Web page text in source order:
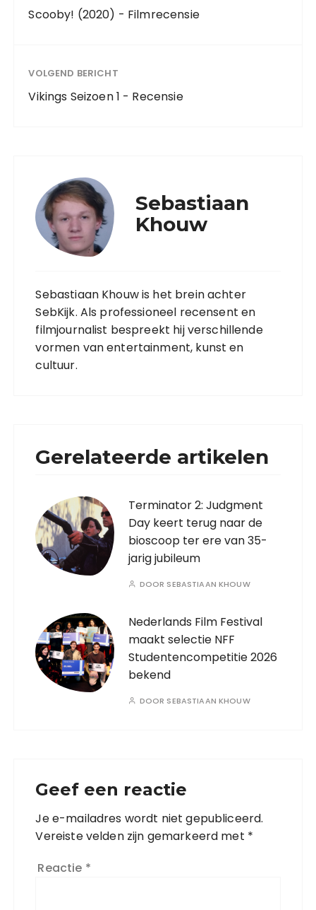
Scooby! (2020) - Filmrecensie
VOLGEND BERICHT
Vikings Seizoen 1 - Recensie
Sebastiaan
Khouw
Sebastiaan Khouw is het brein achter
SebKijk. Als professioneel recensent en
filmjournalist bespreekt hij verschillende
vormen van entertainment, kunst en
cultuur.
Gerelateerde artikelen
Terminator 2: Judgment
Day keert terug naar de
bioscoop ter ere van 35-
jarig jubileum
DOOR SEBASTIAAN KHOUW
Nederlands Film Festival
maakt selectie NFF
Studentencompetitie 2026
bekend
DOOR SEBASTIAAN KHOUW
Geef een reactie
Je e-mailadres wordt niet gepubliceerd.
Vereiste velden zijn gemarkeerd met *
Reactie *